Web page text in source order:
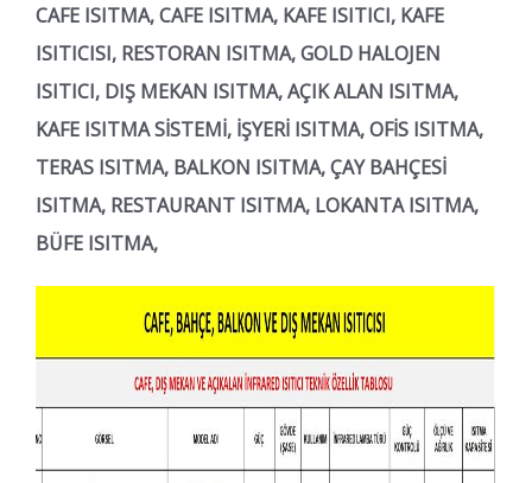
CAFE ISITMA, CAFE ISITMA, KAFE ISITICI, KAFE
ISITICISI, RESTORAN ISITMA, GOLD HALOJEN
ISITICI, DIŞ MEKAN ISITMA, AÇIK ALAN ISITMA,
KAFE ISITMA SİSTEMİ, İŞYERİ ISITMA, OFİS ISITMA,
TERAS ISITMA, BALKON ISITMA, ÇAY BAHÇESİ
ISITMA, RESTAURANT ISITMA, LOKANTA ISITMA,
BÜFE ISITMA,